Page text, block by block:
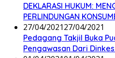
DEKLARASI HUKUM:
PERLINDUNGAN
27/04/202127/04/2021
Pedagang Takjil Buka
Pengawasan Dari